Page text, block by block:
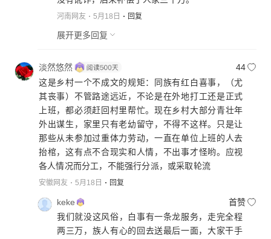
河南网友 5月18日 回复
展开更多回复
淡然悠然
44
这是乡村一个不成文的规矩：同族有红白喜事，（尤
其丧事）不管路途远近，不论是在外地打工还是正式
上班，都必须赶回村里帮忙。现在乡村大部分青壮年
外出谋生，家里只有老幼留守，不得不这样。只是让
那些从未参加过重体力劳动，一直在单位上班的人去
抬棺，这有点不合现实和人情，不出事才怪哟。应视
各人情况而分工，不能强行分派，或采取轮流
安徽网友 5月18日 回复
keke
首赞
我们就没这风俗，白事有一条龙服务，走完全程
两三万，族人有心的回去送最后一面，大家干手